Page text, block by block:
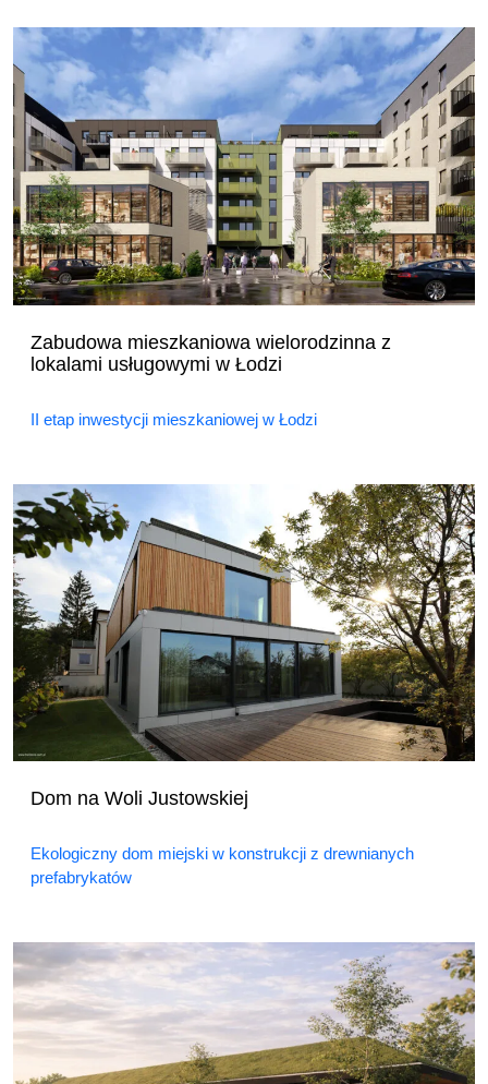
Zabudowa mieszkaniowa wielorodzinna z
lokalami usługowymi w Łodzi
II etap inwestycji mieszkaniowej w Łodzi
Dom na Woli Justowskiej
Ekologiczny dom miejski w konstrukcji z drewnianych
prefabrykatów